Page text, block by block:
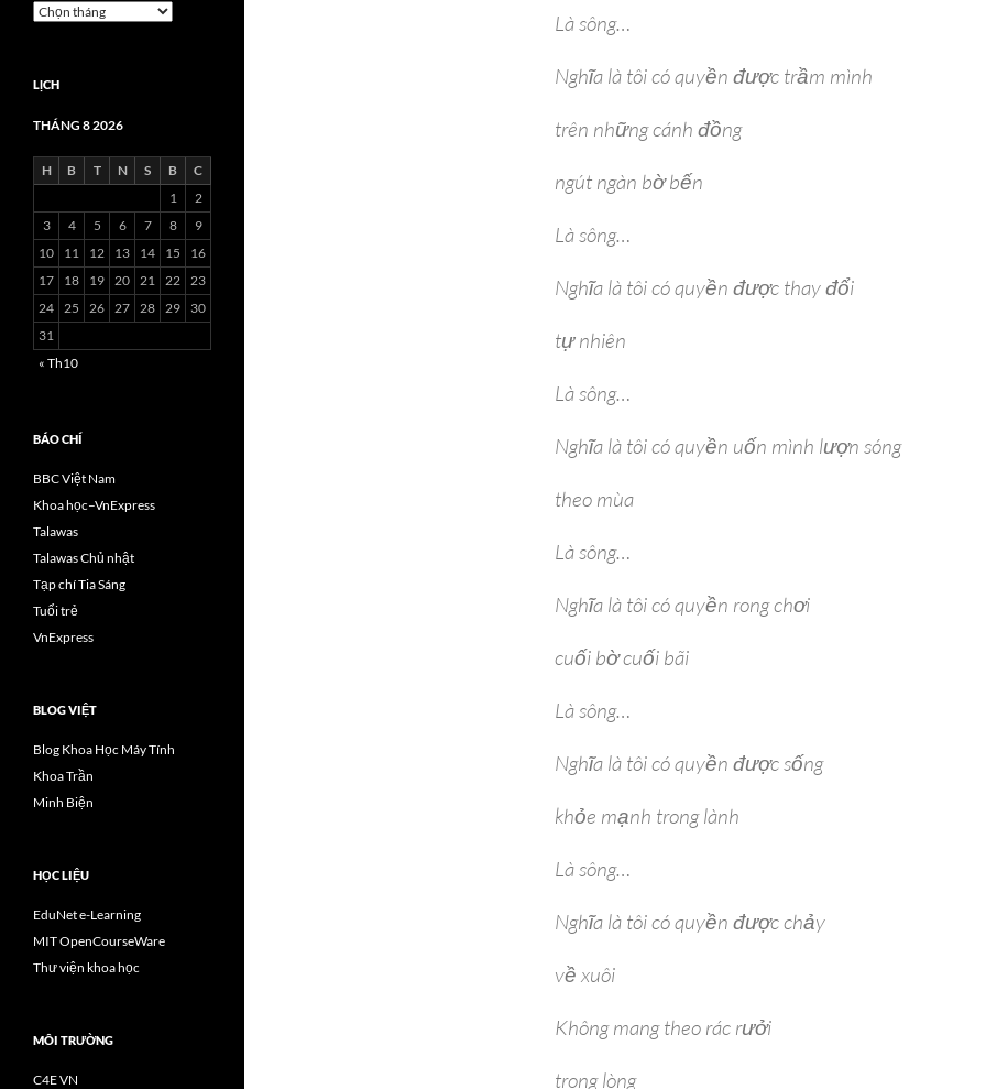
Là sông…
Nghĩa là tôi có quyền được trầm mình
trên những cánh đồng
ngút ngàn bờ bến
Là sông…
Nghĩa là tôi có quyền được thay đổi
tự nhiên
Là sông…
Nghĩa là tôi có quyền uốn mình lượn sóng
theo mùa
Là sông…
Nghĩa là tôi có quyền rong chơi
cuối bờ cuối bãi
Là sông…
Nghĩa là tôi có quyền được sống
khỏe mạnh trong lành
Là sông…
Nghĩa là tôi có quyền được chảy
về xuôi
Không mang theo rác rưởi
trong lòng
Lưu
LỊCH
THÁNG 8 2026
H B T N S B
C
1
2
3
4 5 6 7 8
9
10
11 12 13 14 15
16
17
18 19 20 21 22 23
24 25 26 27 28 29
30
31
« Th10
BÁO CHÍ
BBC Việt Nam
Khoa học–VnExpress
Talawas
Talawas Chủ nhật
Tạp chí Tia Sáng
Tuổi trẻ
VnExpress
BLOG VIỆT
Blog Khoa Học Máy Tính
Khoa Trần
Minh Biện
HỌC LIỆU
EduNet e-Learning
MIT OpenCourseWare
Thư viện khoa học
MÔI TRƯỜNG
C4E VN